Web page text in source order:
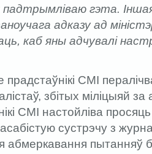
падтрымліваю гэта.
адказу ад
каб яны адчувалі
СМІ
збітых міліцыяй
СМІ настойліва просяць
сустрэчу з
абмеркавання пытанняў